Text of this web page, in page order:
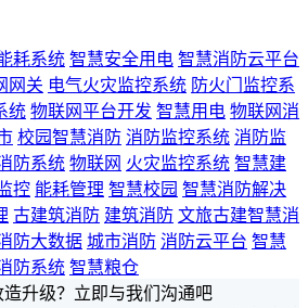
耗系统 智慧安全用电 智慧消防云平台
网关 电气火灾监控系统 防火门监控系
统 物联网平台开发 智慧用电 物联网消
校园智慧消防 消防监控系统 消防监
防系统 物联网 火灾监控系统 智慧建
控 能耗管理 智慧校园 智慧消防解决
古建筑消防 建筑消防 文旅古建智慧消
防大数据 城市消防 消防云平台 智慧
防系统 智慧粮仓
升级？立即与我们沟通吧